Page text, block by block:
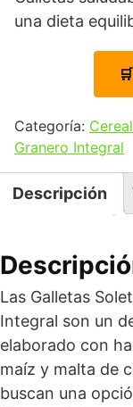
una dieta
Categoría:
Granero Integral
Descripción
Las Galletas
Integral son un
elaborado con
maíz y malta de
buscan una